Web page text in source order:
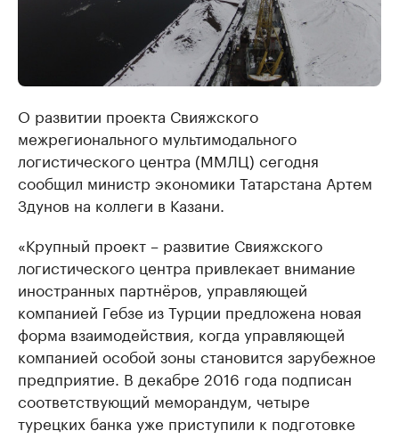
О развитии проекта Свияжского
межрегионального мультимодального
логистического центра (ММЛЦ) сегодня
сообщил министр экономики Татарстана Артем
Здунов на коллеги в Казани.
«Крупный проект – развитие Свияжского
логистического центра привлекает внимание
иностранных партнёров, управляющей
компанией Гебзе из Турции предложена новая
форма взаимодействия, когда управляющей
компанией особой зоны становится зарубежное
предприятие. В декабре 2016 года подписан
соответствующий меморандум, четыре
турецких банка уже приступили к подготовке